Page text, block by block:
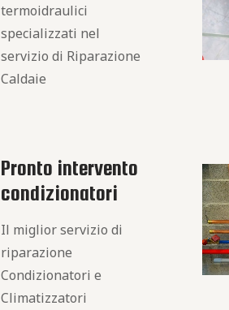
termoidraulici
specializzati nel
servizio di Riparazione
Caldaie
Pronto intervento
condizionatori
Il miglior servizio di
riparazione
Condizionatori e
Climatizzatori